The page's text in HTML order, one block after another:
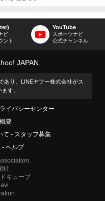
ビ
ント
YouTube
スポーツナビ
公式チャンネル
JAPAN
あり、LINEヤフー株式会社がス
す。
イバシーセンター
要
て
スタッフ募集
ヘルプ
社
キューブ